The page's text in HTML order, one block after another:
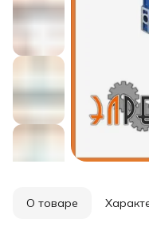
О товаре